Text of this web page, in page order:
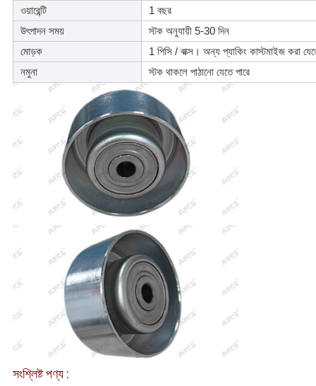
ওয়ারেন্টি
1 বছর
উৎপাদন সময়
স্টক অনুযায়ী 5-30 দিন
মোড়ক
1 পিসি / বাক্স। অন্য প্যাকিং কাস্টমাইজ করা
নমুনা
স্টক থাকলে পাঠানো যেতে পারে
সংশ্লিষ্ট পণ্য :